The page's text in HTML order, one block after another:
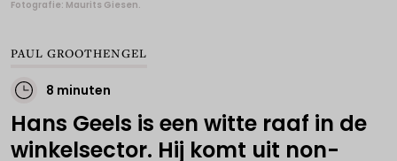
Fotografie: Maurits Giesen.
PAUL GROOTHENGEL
8 minuten
Hans Geels is een witte raaf in de
winkelsector. Hij komt uit non-